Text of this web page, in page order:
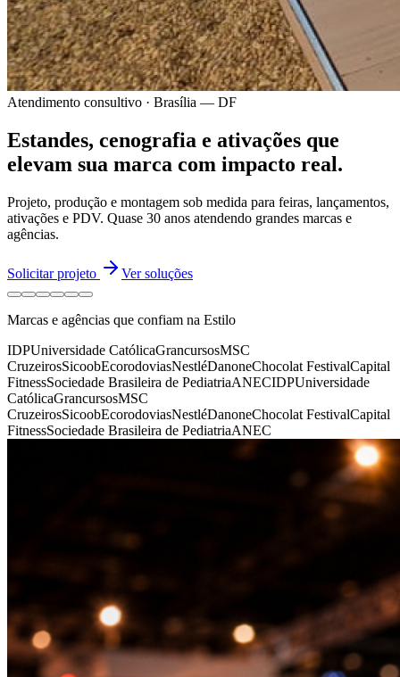
Atendimento consultivo · Brasília — DF
Estandes, cenografia e ativações que
elevam sua marca com impacto real.
Projeto, produção e montagem sob medida para feiras, lançamentos,
ativações e PDV. Quase 30 anos atendendo grandes marcas e
agências.
Solicitar projeto Ver soluções
Marcas e agências que confiam na Estilo
IDPUniversidade CatólicaGrancursosMSC
CruzeirosSicoobEcorodoviasNestléDanoneChocolat FestivalCapital
FitnessSociedade Brasileira de PediatriaANECIDPUniversidade
CatólicaGrancursosMSC
CruzeirosSicoobEcorodoviasNestléDanoneChocolat FestivalCapital
FitnessSociedade Brasileira de PediatriaANEC